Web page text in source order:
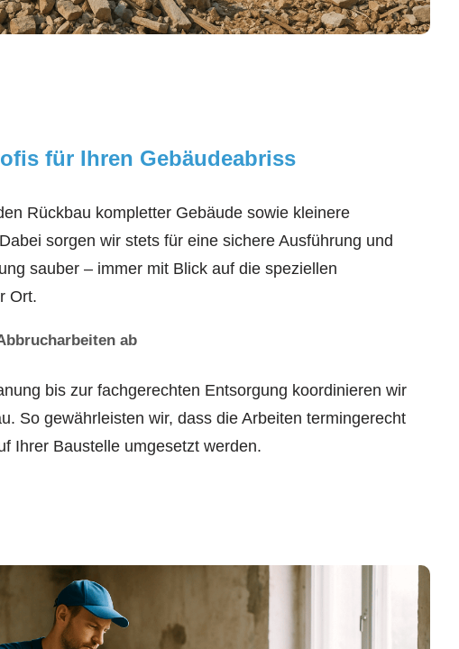
für Ihren Gebäudeabriss
Rückbau kompletter Gebäude sowie kleinere
sorgen wir stets für eine sichere Ausführung und
sauber – immer mit Blick auf die speziellen
Ort.
ab
bis zur fachgerechten Entsorgung koordinieren wir
So gewährleisten wir, dass die Arbeiten termingerecht
Ihrer Baustelle umgesetzt werden.